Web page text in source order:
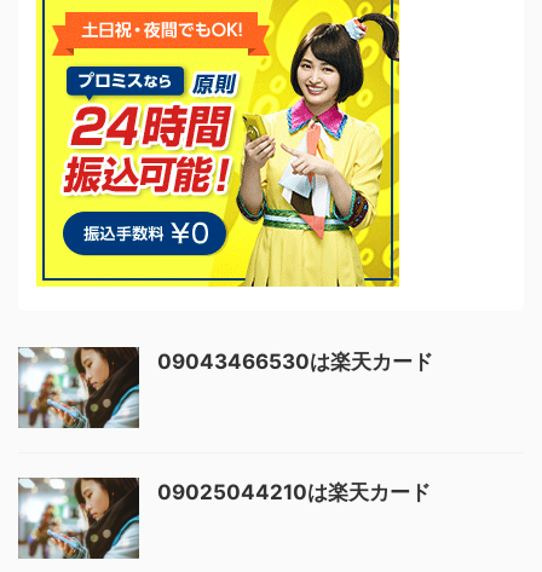
09043466530は楽天カード
09025044210は楽天カード